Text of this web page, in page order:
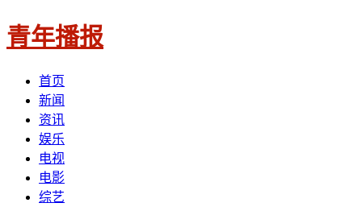
青年播报
首页
新闻
资讯
娱乐
电视
电影
综艺